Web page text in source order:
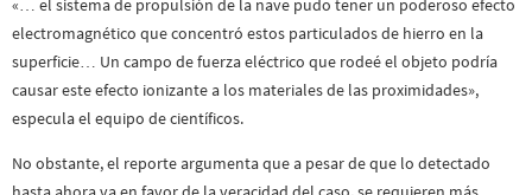
«… el sistema de propulsión de la nave pudo tener un poderoso efecto
electromagnético que concentró estos particulados de hierro en la
superficie… Un campo de fuerza eléctrico que rodeé el objeto podría
causar este efecto ionizante a los materiales de las proximidades»,
especula el equipo de científicos.
No obstante, el reporte argumenta que a pesar de que lo detectado